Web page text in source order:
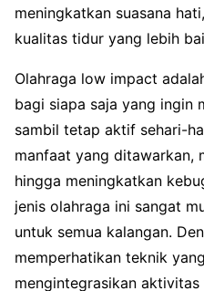
meningkatkan suasana
kualitas tidur yang lebih
Olahraga low impact
bagi siapa saja yang ingin
sambil tetap aktif sehari-
manfaat yang ditawarkan,
hingga meningkatkan
jenis olahraga ini sangat
untuk semua kalangan.
memperhatikan teknik
mengintegrasikan